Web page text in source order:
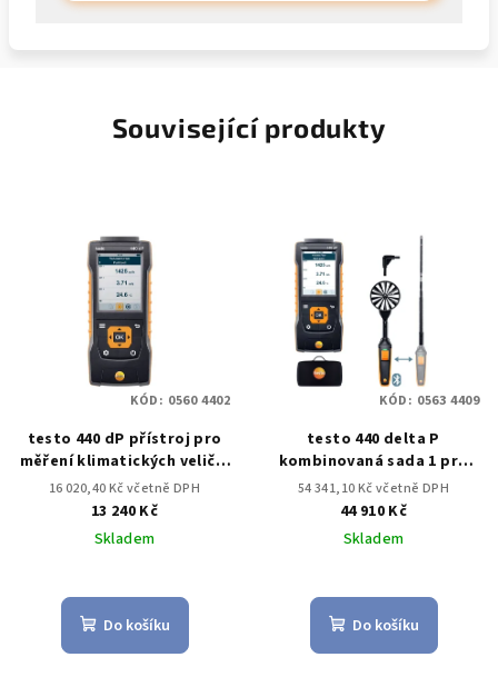
Související produkty
testo 440 dP přístroj pro
měření klimatických veličin
vč. diferenčního tlaku
16 020,40 Kč včetně DPH
13 240 Kč
Skladem
Do košíku
KÓD: 0560 4402
testo 440 delta P
kombinovaná sada 1 pro
měření proudění s BT
54 341,10 Kč včetně DPH
44 910 Kč
Skladem
Do košíku
KÓD: 0563 4409